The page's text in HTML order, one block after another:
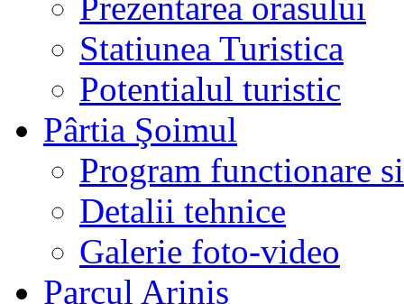
Statiunea Turistica
Potentialul turistic
Pârtia Şoimul
Program functionare
Detalii tehnice
Galerie foto-video
Parcul Arinis